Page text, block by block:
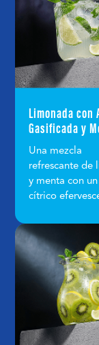
Limonada con
Gasificada y
Una mezcla
refrescante de
y menta con
cítrico